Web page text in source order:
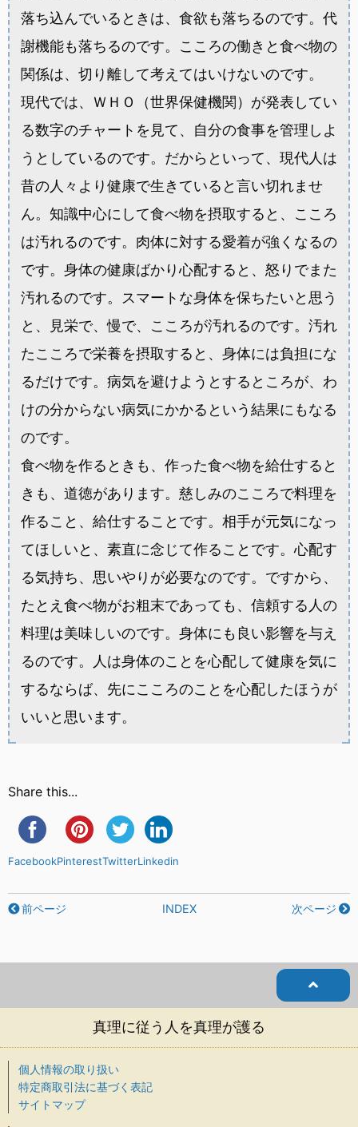
落ち込んでいるときは、食欲も落ちるのです。代
謝機能も落ちるのです。こころの働きと食べ物の
関係は、切り離して考えてはいけないのです。
現代では、ＷＨＯ（世界保健機関）が発表してい
る数字のチャートを見て、自分の食事を管理しよ
うとしているのです。だからといって、現代人は
昔の人々より健康で生きていると言い切れませ
ん。知識中心にして食べ物を摂取すると、こころ
は汚れるのです。肉体に対する愛着が強くなるの
です。身体の健康ばかり心配すると、怒りでまた
汚れるのです。スマートな身体を保ちたいと思う
と、見栄で、慢で、こころが汚れるのです。汚れ
たこころで栄養を摂取すると、身体には負担にな
るだけです。病気を避けようとするところが、わ
けの分からない病気にかかるという結果にもなる
のです。
食べ物を作るときも、作った食べ物を給仕すると
きも、道徳があります。慈しみのこころで料理を
作ること、給仕することです。相手が元気になっ
てほしいと、素直に念じて作ることです。心配す
る気持ち、思いやりが必要なのです。ですから、
たとえ食べ物がお粗末であっても、信頼する人の
料理は美味しいのです。身体にも良い影響を与え
るのです。人は身体のことを心配して健康を気に
するならば、先にこころのことを心配したほうが
いいと思います。
Share this...
FacebookPinterestTwitterLinkedin
前ページ INDEX 次ページ
真理に従う人を真理が護る
個人情報の取り扱い
特定商取引法に基づく表記
サイトマップ